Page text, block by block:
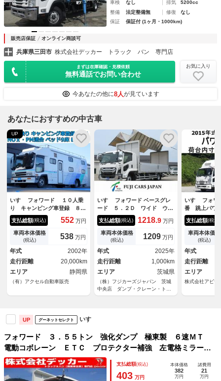
車検
なし 排気
5200cc
整備
法定整備無 修復
なし
保証
保証付 (1ヶ月・1000km)
販売店保証 オンライン商談可
兵庫県三田市 株式会社デッカー トラック バン 専門店
まずは在庫確認・見積依頼
無料通話でお問い合わせ
お気に入り
今あなたの他に8人が見ています
あなたにおすすめの中古車
UP
いすゞ フォワード １０人乗
り キャンピング車登録 ８ナ
ンバー ウォークスルー ６Ｍ
Ｔ ２ＷＤ ガソリン発電機２
台搭載 ４点アウトリガー ソ
ファーベッド 車両総重量７１
１０ｋｇ ＮＯｘ・ＰＭ適合
実走行
支払総額(税込) 552 万円
車両本体価格
(税込) 538 万円
年式
2002年
走行距離
20,000km
エリア
静岡県
（有）アクセル自動車販売
いすゞ フォワード ベースグレ
ード ５．２Ｄ ワイド ウイ
ング積載２．４５ｔ 格納デー
ト ワイドボディ６２００ 寝
台付 ＡＣ ＰＳ ＰＷ ＡＢ
Ｓ ＥＴＣ２．０ キーレス
プリクラッシュブレーキ バッ
クアイモニター レーンキープ
アシスト
支払総額(税込) 1218.9 万円
車両本体価格
(税込) 1209 万円
年式
2025年
走行距離
1,000km
エリア
茨城県
（株）フジカーズジャパン 茨城
中央店 ダンプ・クレーン・トラ
ック
いすゞ フォ
番 跳上パワ
載２．７ｔ
イングアルミ
ス 左電動格
カメラ 車検
２４９高３５
５×２４１高
支払総額(税込)
車両本体価格
(税込)
年式
走行距離
エリア
株式会社アビナ
UP グーネットセレクト いすゞ
フォワード ３．５５トン 強化ダンプ 極東製 ６速ＭＴ
電動コボレーン ＥＴＣ プロテクター補強 左電格ミラー
坂道発進補助装置 オーバーヘッドコンソール アイドリング
ストップ ダンプ 極東ダンプ ミッション マニュアル Ｍ
支払総額(税込)
403 万円
本体価格
382
万円
諸費用
21
万円